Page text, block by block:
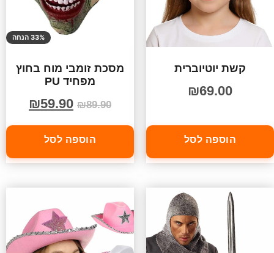
קשת יוטיוברית
₪69.00
הוספה לסל
33% הנחה
מסכת זומבי מוח בחוץ
מפחיד PU
₪89.90
₪59.90
הוספה לסל